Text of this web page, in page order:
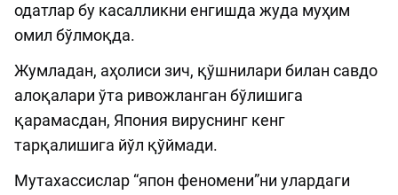
одатлар бу касалликни енгишда жуда муҳим
омил бўлмоқда.
Жумладан, аҳолиси зич, қўшнилари билан савдо
алоқалари ўта ривожланган бўлишига
қарамасдан, Япония вируснинг кенг
тарқалишига йўл қўймади.
Мутахассислар “япон феномени”ни улардаги